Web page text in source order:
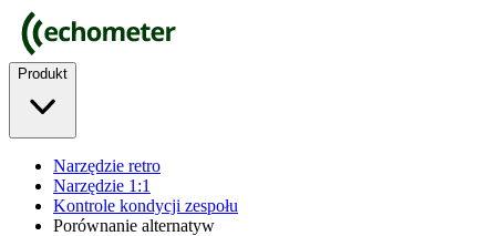
Produkt
Narzędzie retro
Narzędzie 1:1
Kontrole kondycji zespołu
Porównanie alternatyw